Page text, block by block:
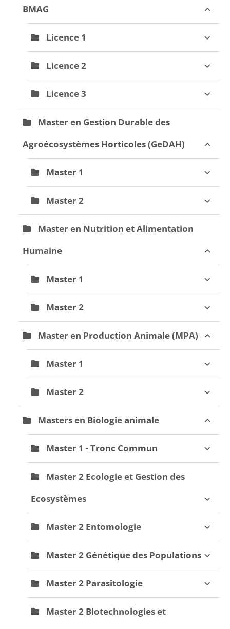
BMAG
Licence 1
Licence 2
Licence 3
Master en Gestion Durable des
Agroécosystèmes Horticoles (GeDAH)
Master 1
Master 2
Master en Nutrition et Alimentation
Humaine
Master 1
Master 2
Master en Production Animale (MPA)
Master 1
Master 2
Masters en Biologie animale
Master 1 - Tronc Commun
Master 2 Ecologie et Gestion des
Ecosystèmes
Master 2 Entomologie
Master 2 Génétique des Populations
Master 2 Parasitologie
Master 2 Biotechnologies et